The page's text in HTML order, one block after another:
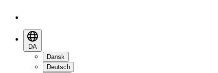
DA
Dansk
Deutsch